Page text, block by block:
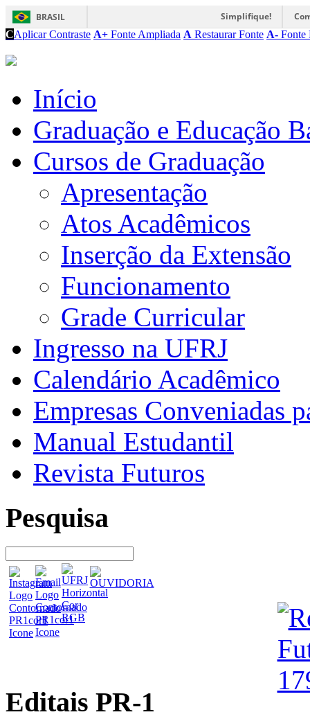
BRASIL Simplifique!
CAplicar Contraste A+ Fonte Ampliada A Restaurar Fonte A- Fonte
Início
Graduação e Educação
Cursos de Graduação
Apresentação
Atos Acadêmicos
Inserção da Extensão
Funcionamento
Grade Curricular
Ingresso na UFRJ
Calendário Acadêmico
Empresas Conveniadas
Manual Estudantil
Revista Futuros
Pesquisa
Editais PR-1